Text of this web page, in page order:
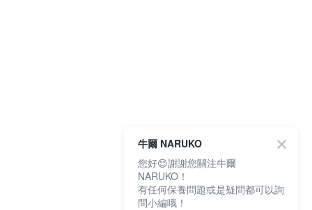
牛爾 NARUKO
您好😊謝謝您關注牛爾
NARUKO！
有任何保養問題或是疑問都可以詢
問小編哦！